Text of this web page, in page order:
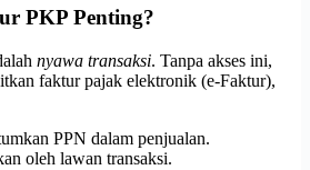
PKP Penting?
nyawa transaksi. Tanpa akses ini,
faktur pajak elektronik (e-Faktur),
PPN dalam penjualan.
oleh lawan transaksi.